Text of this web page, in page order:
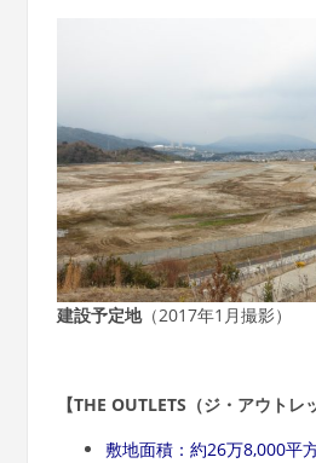
建設予定地（2017年1月撮影）
【THE OUTLETS（ジ・アウトレ
敷地面積：約26万8,000平